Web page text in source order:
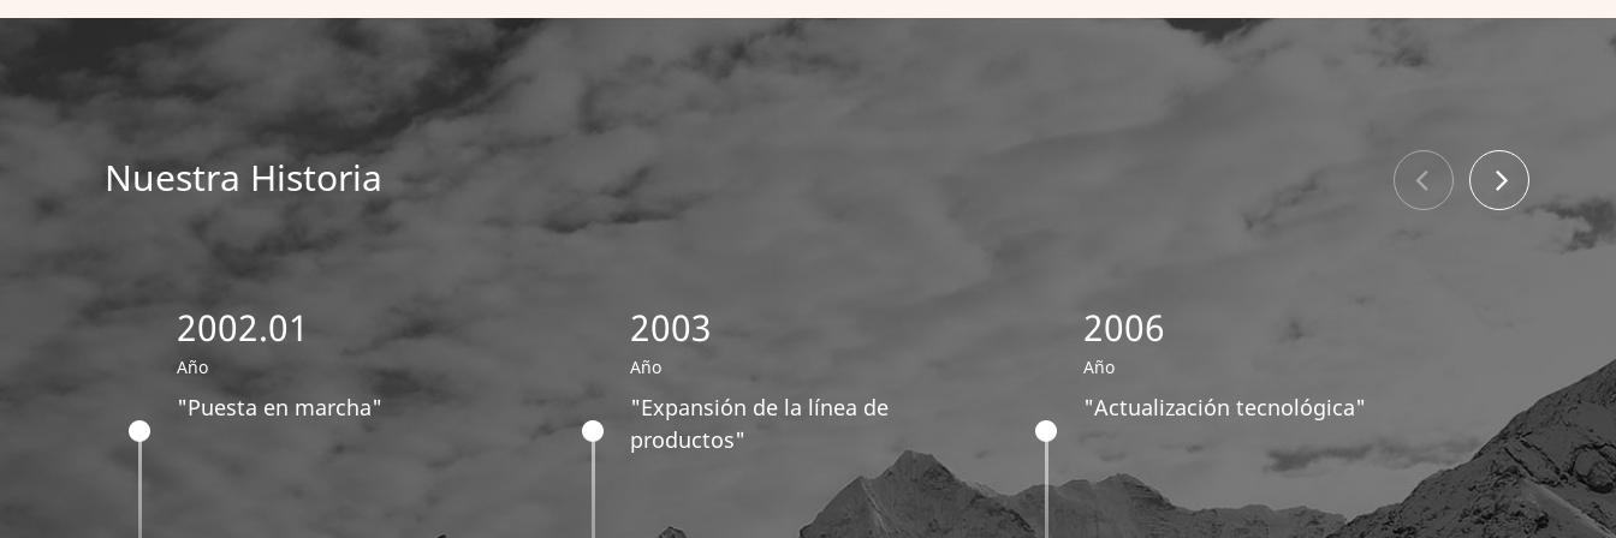
Nuestra Historia
2002.01
Año
"Puesta en marcha"
2003
Año
"Expansión de la línea de
productos"
2006
Año
"Actualización tecnológica"